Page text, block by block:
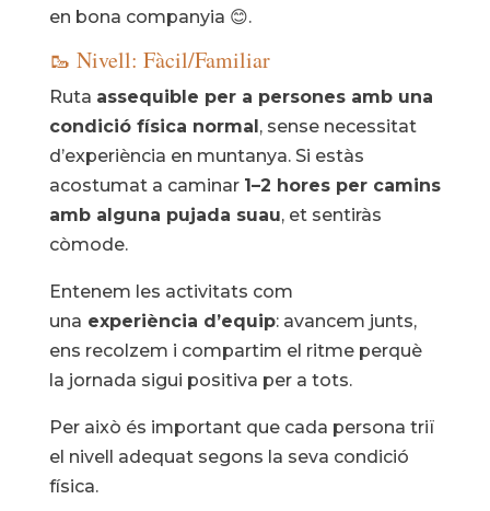
en bona companyia 😊.
🥾 Nivell: Fàcil/Familiar
Ruta assequible per a persones amb una
condició física normal, sense necessitat
d’experiència en muntanya. Si estàs
acostumat a caminar 1–2 hores per camins
amb alguna pujada suau, et sentiràs
còmode.
Entenem les activitats com
una experiència d’equip: avancem junts,
ens recolzem i compartim el ritme perquè
la jornada sigui positiva per a tots.
Per això és important que cada persona triï
el nivell adequat segons la seva condició
física.